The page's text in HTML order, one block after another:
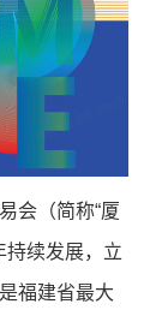
会（简称“厦
持续发展，立
福建省最大